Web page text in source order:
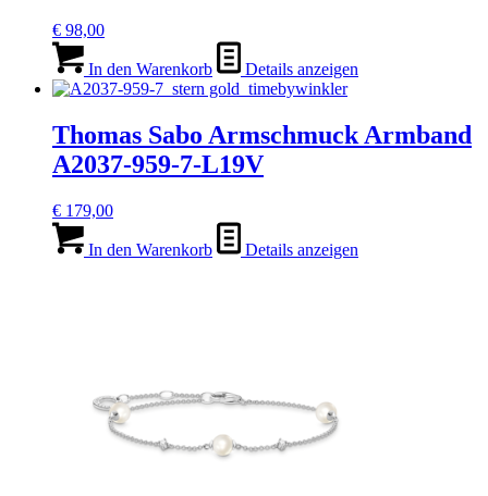
€ 98,00
In den Warenkorb Details anzeigen
Thomas Sabo Armschmuck Armband
A2037-959-7-L19V
€ 179,00
In den Warenkorb Details anzeigen